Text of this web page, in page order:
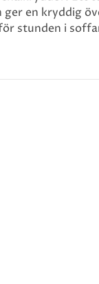
ger en kryddig
stunden i